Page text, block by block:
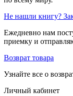
Не нашли книгу?
Ежедневно нам
приемку и
Возврат товара
Узнайте все о
Личный кабинет